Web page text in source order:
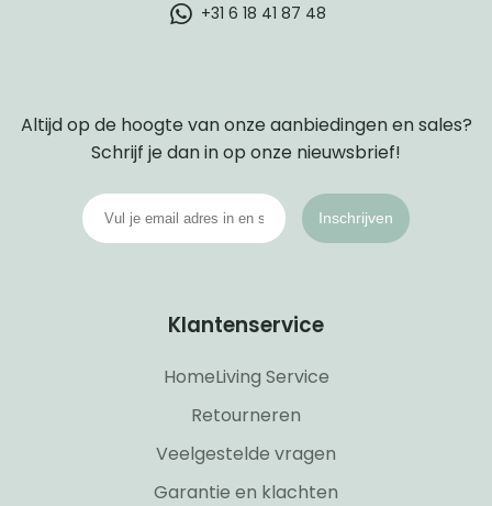
+31 6 18 41 87 48
Altijd op de hoogte van onze aanbiedingen en sales?
Schrijf je dan in op onze nieuwsbrief!
Inschrijven
Klantenservice
HomeLiving Service
Retourneren
Veelgestelde vragen
Garantie en klachten